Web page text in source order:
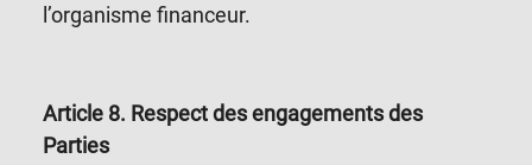
l’organisme financeur.
Article 8. Respect des engagements des
Parties